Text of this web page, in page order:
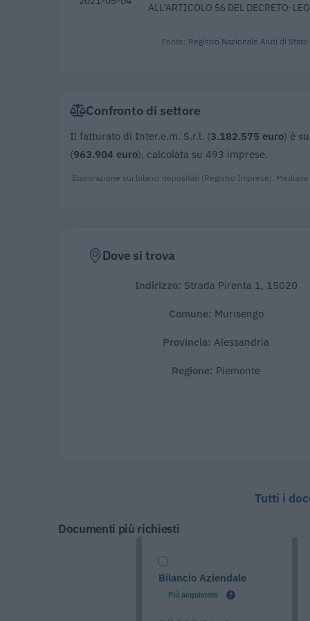
ALL’ARTICOLO 56 DEL DECRETO-
Fonte: Registro Nazionale Aiuti di Stato
Confronto di settore
Il fatturato di Inter.e.m. S.r.l. (3.182.575 euro) è
(963.904 euro), calcolata su 493 imprese.
Elaborazione sui bilanci depositati (Registro Imprese). Mediana
Dove si trova
Indirizzo: Strada Pirenta 1, 15020
Comune: Murisengo
Provincia:Alessandria
Regione: Piemonte
Tutti i
Documenti più richiesti
Bilancio Aziendale
Più acquistato